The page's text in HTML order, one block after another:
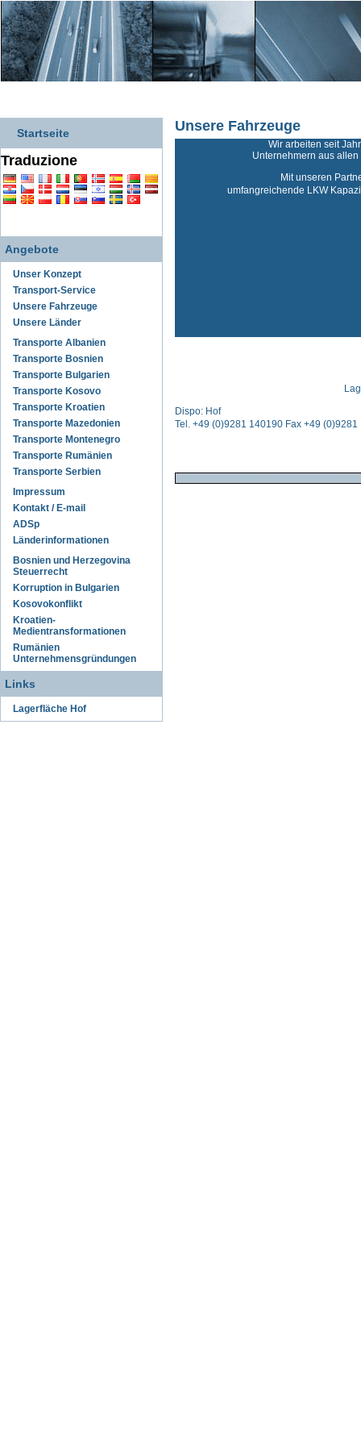
Startseite
Traduzione
Angebote
Unser Konzept
Transport-Service
Unsere Fahrzeuge
Unsere Länder
Transporte Albanien
Transporte Bosnien
Transporte Bulgarien
Transporte Kosovo
Transporte Kroatien
Transporte Mazedonien
Transporte Montenegro
Transporte Rumänien
Transporte Serbien
Impressum
Kontakt / E-mail
ADSp
Länderinformationen
Bosnien und Herzegovina
Steuerrecht
Korruption in Bulgarien
Kosovokonflikt
Kroatien-
Medientransformationen
Rumänien
Unternehmensgründungen
Links
Lagerfläche Hof
Unsere Fahrzeuge
Wir arbeiten seit
Unternehmern aus
Mit unseren
umfangreichende LKW
Dispo: Hof
Tel. +49 (0)9281 140190 Fax +49